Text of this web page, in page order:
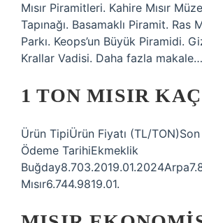
Mısır Piramitleri. Kahire Mısır
Tapınağı. Basamaklı Piramit. Ras
Parkı. Keops’un Büyük Piramidi.
Krallar Vadisi. Daha fazla makale…
1 TON MISIR
Ürün TipiÜrün Fiyatı (TL/
Ödeme TarihiEkmeklik
Mısır6.744.9819.01.